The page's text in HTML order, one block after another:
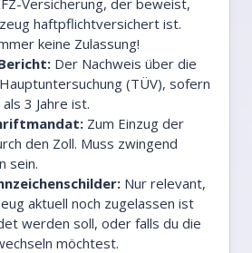
haftpflichtversichert ist.
keine Zulassung!
Der Nachweis über die
(TÜV), sofern
3 Jahre ist.
Zum Einzug der
den Zoll. Muss zwingend
sein.
Nur relevant,
aktuell noch zugelassen ist
werden soll, oder falls du die
möchtest.